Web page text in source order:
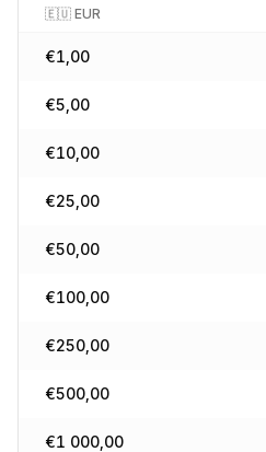
🇪🇺 EUR
€1,00
€5,00
€10,00
€25,00
€50,00
€100,00
€250,00
€500,00
€1 000,00